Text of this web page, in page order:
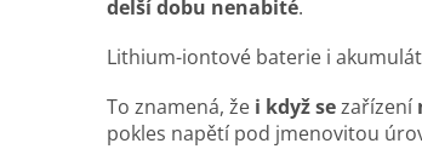
delší dobu nenabité.
Lithium-iontové baterie i
To znamená, že i když sezařízení
pokles napětí pod jmenovitou